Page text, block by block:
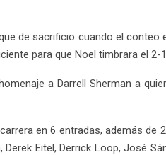
de sacrificio cuando el
para que Noel timbrara el 2-
a Darrell Sherman a
en 6 entradas, además de
Eitel, Derrick Loop, José